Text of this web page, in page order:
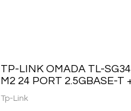
TP-LINK OMADA TL-
M2 24 PORT 2.5GBASE-T
4X10GB SFP+ UPLINK
YÖNETİLEBİLİR SWITCH
Tp-Link